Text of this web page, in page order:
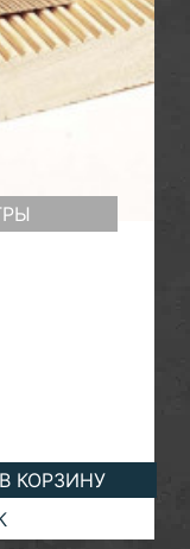
В КОРЗИНУ